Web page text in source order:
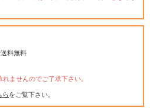
料無料
ませんのでご了承下さい。
らをご覧下さい。